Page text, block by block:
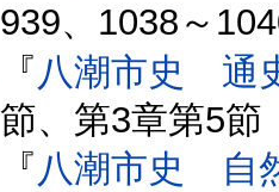
939、1038～
『 八潮市史 通
節、第3章第5節
『 八潮市史 自